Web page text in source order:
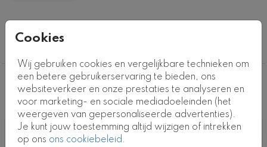
Cookies
Wij gebruiken cookies en vergelijkbare technieken om
een betere gebruikerservaring te bieden, ons
websiteverkeer en onze prestaties te analyseren en
voor marketing- en sociale mediadoeleinden (het
weergeven van gepersonaliseerde advertenties).
Je kunt jouw toestemming altijd wijzigen of intrekken
op ons ons cookiebeleid.
drukproef om het resultaat te beoordelen.
Kaartcode: D-KZ-0840-2
Collectie
Deze ontwerpen vind je misschien ook
leuk